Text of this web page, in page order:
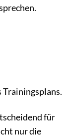
für
nur die